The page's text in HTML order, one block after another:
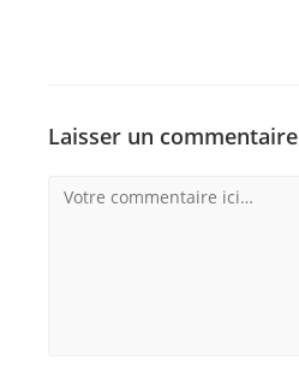
Laisser un commentaire